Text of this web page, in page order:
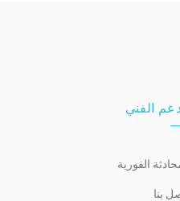
الفني
الفورية
بنا